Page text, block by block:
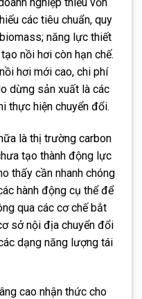
các tiêu chuẩn, quy
năng lực thiết
nồi hơi còn hạn chế.
hơi mới cao, chi phí
dừng sản xuất là các
thực hiện chuyển đổi.
là thị trường carbon
tạo thành động lực
thấy cần nhanh chóng
hành động cụ thể để
qua các cơ chế bắt
sở nội địa chuyển đổi
dạng năng lượng tái
cao nhận thức cho